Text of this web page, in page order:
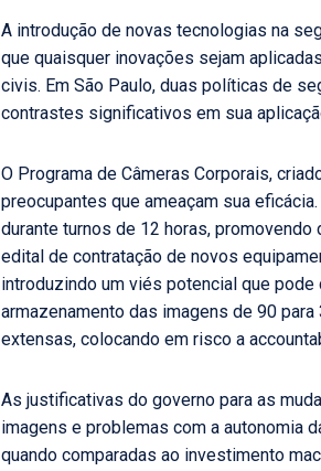
A introdução de novas tecnologias na
que quaisquer inovações sejam
civis. Em São Paulo, duas políticas de
contrastes significativos em sua
O Programa de Câmeras Corporais,
preocupantes que ameaçam sua
durante turnos de 12 horas,
edital de contratação de novos
introduzindo um viés potencial que
armazenamento das imagens de 90
extensas, colocando em risco a
As justificativas do governo para as
imagens e problemas com a autonomia
quando comparadas ao investimento